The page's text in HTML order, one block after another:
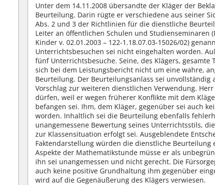
Unter dem 14.11.2008 übersandte der Kläger der
Beurteilung. Darin rügte er verschiedene aus seiner
Abs. 2 und 3 der Richtlinien für die dienstliche
Leiter an öffentlichen Schulen und Studienseminaren
Kinder v. 02.01.2003 – 122-1.18.07.03-15026/02)
Unterrichtsbesuchen sei nicht eingehalten worden.
fünf Unterrichtsbesuche. Seine, des Klägers,
sich bei dem Leistungsbericht nicht um eine wahre,
Beurteilung. Der Beurteilungsanlass sei unvollständig
Vorschlag zur weiteren dienstlichen Verwendung.
dürfen, weil er wegen früherer Konflikte mit dem
befangen sei. Ihm, dem Kläger, gegenüber sei auch
worden. Inhaltlich sei die Beurteilung ebenfalls
unangemessene Bewertung seines Unterrichtsstils,
zur Klassensituation erfolgt sei. Ausgeblendete
Faktendarstellung würden die dienstliche
Aspekte der Mathematikstunde müsse er als
ihn sei unangemessen und nicht gerecht. Die
auch keine positive Grundhaltung ihm gegenüber
wird auf die Gegenäußerung des Klägers verwiesen.